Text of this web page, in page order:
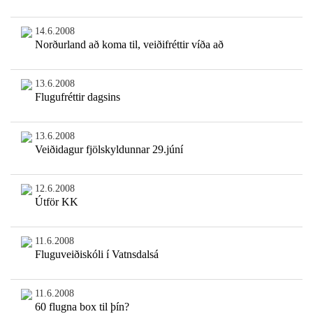
14.6.2008
Norðurland að koma til, veiðifréttir víða að
13.6.2008
Flugufréttir dagsins
13.6.2008
Veiðidagur fjölskyldunnar 29.júní
12.6.2008
Útför KK
11.6.2008
Fluguveiðiskóli í Vatnsdalsá
11.6.2008
60 flugna box til þín?